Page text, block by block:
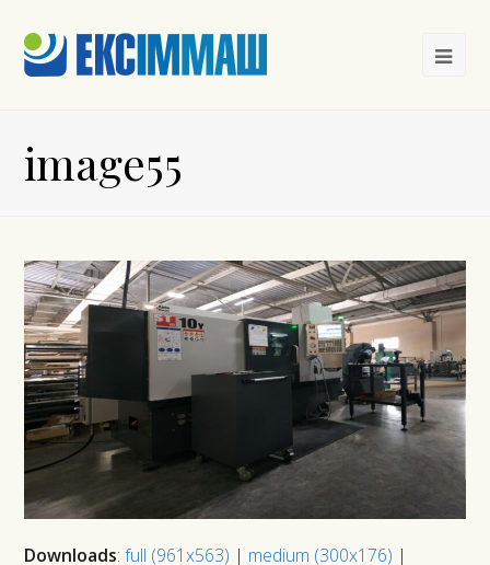
image55
Downloads:full (961x563) | medium (300x176) |